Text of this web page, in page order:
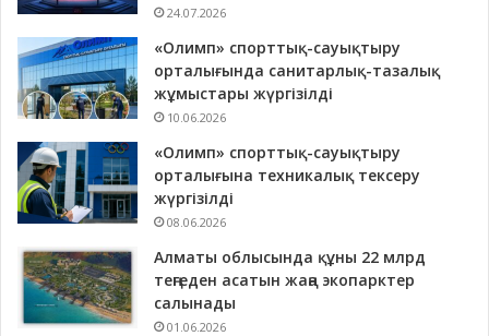
24.07.2026
«Олимп» спорттық-сауықтыру
орталығында санитарлық-тазалық
жұмыстары жүргізілді
10.06.2026
«Олимп» спорттық-сауықтыру
орталығына техникалық тексеру
жүргізілді
08.06.2026
Алматы облысында құны 22 млрд
теңгеден асатын жаңа экопарктер
салынады
01.06.2026